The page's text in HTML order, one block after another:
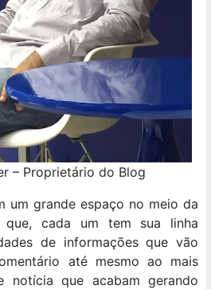
– Proprietário do Blog
um grande espaço no meio da
que, cada um tem sua linha
de informações que vão
até mesmo ao mais
notícia que acabam gerando